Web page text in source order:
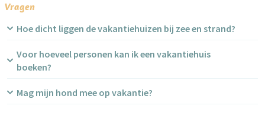
Vragen
Hoe dicht liggen de vakantiehuizen bij zee en strand?
Voor hoeveel personen kan ik een vakantiehuis
boeken?
Mag mijn hond mee op vakantie?